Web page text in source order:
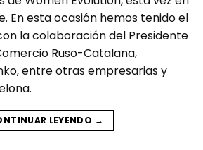
En esta ocasión hemos tenido el
la colaboración del Presidente
Ruso-Catalana,
entre otras empresarias y
LEYENDO →